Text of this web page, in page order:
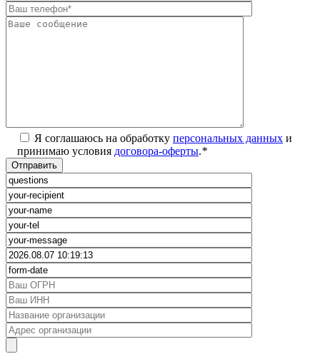
Я соглашаюсь на обработку персональных данных и
принимаю условия договора-оферты.*